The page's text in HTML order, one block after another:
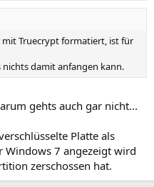
mit Truecrypt formatiert, ist für
nichts damit anfangen kann.
gehts auch gar nicht...
Platte als
7 angezeigt wird
zerschossen hat.